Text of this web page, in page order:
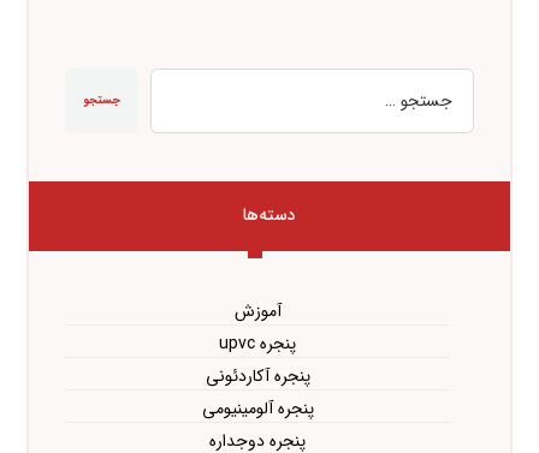
جستجو
دسته‌ها
آموزش
پنجره upvc
پنجره آکاردئونی
پنجره آلومینیومی
پنجره دوجداره